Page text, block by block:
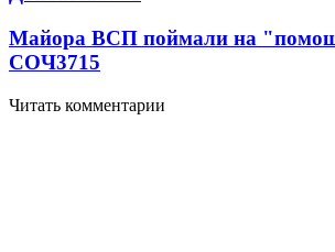
Майора ВСП поймали на
СОЧ3715
Читать комментарии